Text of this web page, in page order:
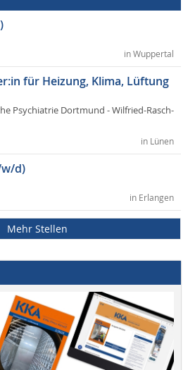
in Wuppertal
für Heizung, Klima, Lüftung
Psychiatrie Dortmund - Wilfried-Rasch-
in Lünen
d)
in Erlangen
Mehr Stellen